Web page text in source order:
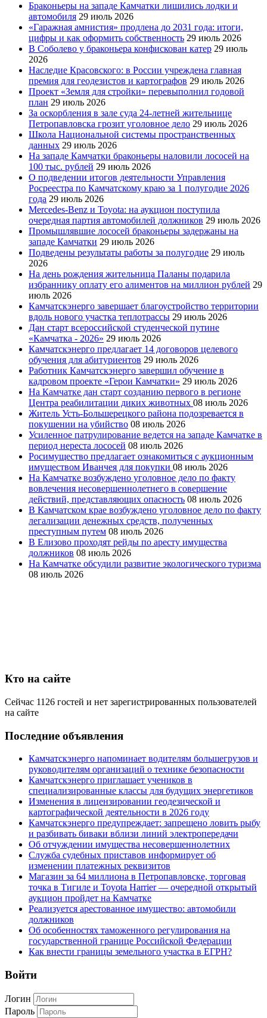
Браконьеры на западе Камчатки лишились лодки и
автомобиля 29 июль 2026
«Гаражная амнистия» продлена до 2031 года: итоги,
цифры и как оформить собственность 29 июль 2026
В Соболево у браконьера конфискован катер 29 июль
2026
Наследие Красовского: в России учреждена главная
премия для геодезистов и картографов 29 июль 2026
Проект «Земля для стройки» перевыполнил годовой
план 29 июль 2026
За оскорбления в зале суда 24-летней жительнице
Петропавловска грозит уголовное дело 29 июль 2026
Школа Национальной системы пространственных
данных 29 июль 2026
На западе Камчатки браконьеры наловили лососей на
100 тыс. рублей 29 июль 2026
О подведении итогов деятельности Управления
Росреестра по Камчатскому краю за 1 полугодие 2026
года 29 июль 2026
Mercedes-Benz и Toyota: на аукцион поступила
очередная партия автомобилей должников 29 июль 2026
Промышлявшие лососей браконьеры задержаны на
западе Камчатки 29 июль 2026
Подведены результаты работы за полугодие 29 июль
2026
На день рождения жительница Паланы подарила
избраннику оплату его алиментов на миллион рублей 29
июль 2026
Камчатскэнерго завершает благоустройство территории
вдоль нового участка теплотрассы 29 июль 2026
Дан старт всероссийской студенческой путине
«Камчатка - 2026» 29 июль 2026
Камчатскэнерго предлагает 14 договоров целевого
обучения для абитуриентов 29 июль 2026
Работник Камчатскэнерго завершил обучение в
кадровом проекте «Герои Камчатки» 29 июль 2026
На Камчатке дан старт созданию первого в регионе
Центра реабилитации диких животных 08 июль 2026
Житель Усть-Большерецкого района подозревается в
покушении на убийство 08 июль 2026
Усиленное патрулирование ведется на западе Камчатке в
период нереста лососей 08 июль 2026
Росимущество предлагает ознакомиться с аукционным
имуществом Иванчея для покупки 08 июль 2026
На Камчатке возбуждено уголовное дело по факту
вовлечения несовершеннолетнего в совершение
действий, представляющих опасность 08 июль 2026
В Камчатском крае возбуждено уголовное дело по факту
легализации денежных средств, полученных
преступным путем 08 июль 2026
В Елизово проходят рейды по аресту имущества
должников 08 июль 2026
На Камчатке обсудили развитие экологического туризма
08 июль 2026
Кто на сайте
Сейчас 1126 гостей и нет зарегистрированных пользователей
на сайте
Последние объявления
Камчатскэнерго напоминает водителям большегрузов и
руководителям организаций о технике безопасности
Камчатскэнерго приглашает учеников в
специализированные классы для будущих энергетиков
Изменения в лицензировании геодезической и
картографической деятельности в 2026 году
Камчатскэнерго предупреждает: запрещено ловить рыбу
и разбивать биваки вблизи линий электропередачи
Об отчуждении имущества несовершеннолетних
Служба судебных приставов информирует об
изменении платежных реквизитов
Магазин за 64 миллиона в Петропавловске, торговая
точка в Тигиле и Toyota Harrier — очередной открытый
аукцион пройдет на Камчатке
Реализуется арестованное имущество: автомобили
должников
Об особенностях таможенного регулирования на
государственной границе Российской Федерации
Как внести границы земельного участка в ЕГРН?
Войти
Логин
Пароль